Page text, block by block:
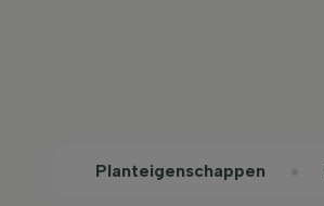
Planteigenschappen